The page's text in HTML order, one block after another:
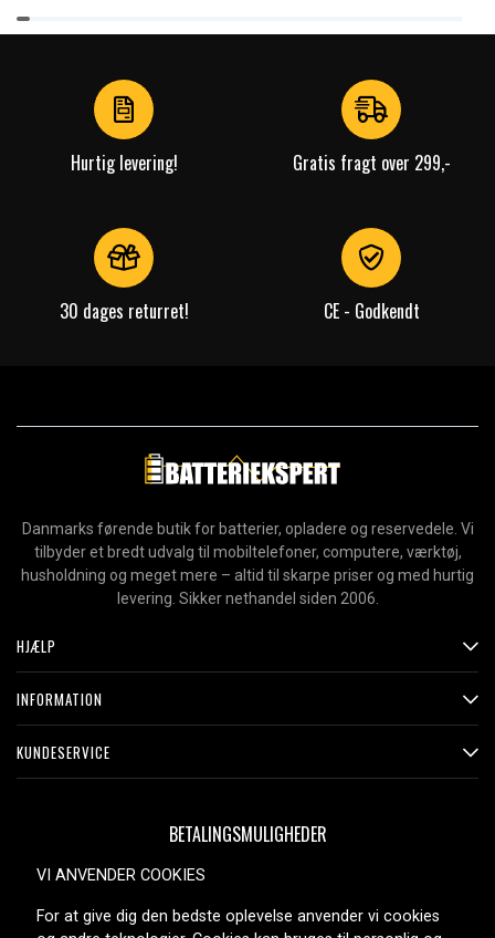
Dreame L10s Ultra
Dreame L20 Ultra
Dreame D20 Ultra
Dreame L40 Ultra
Dreame L40 Ultra AE
Dreame L50 Ultra
Dreame L50 Pro Ultra
Dreame X40 Ultra
Dreame X50 Ultra
Passer til mærket: Dreame
Læs om betydningen af egenskaberne
Item
1
Hurtig levering! Gratis fragt over 299,-
30 dages returret! CE - Godkendt
Danmarks førende butik for batterier, opladere og reservedele. Vi
tilbyder et bredt udvalg til mobiltelefoner, computere, værktøj,
husholdning og meget mere – altid til skarpe priser og med hurtig
levering. Sikker nethandel siden 2006.
HJÆLP
INFORMATION
KUNDESERVICE
BETALINGSMULIGHEDER
VI ANVENDER COOKIES
For at give dig den bedste oplevelse anvender vi cookies